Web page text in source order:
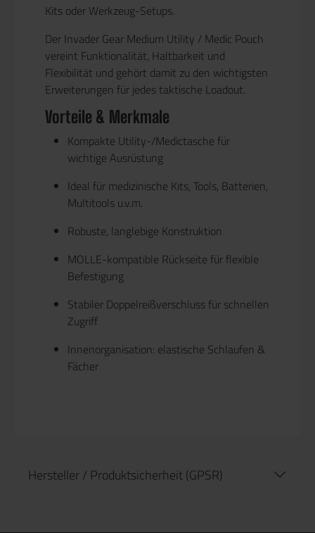
Kits oder Werkzeug-Setups.
Der Invader Gear Medium Utility / Medic Pouch
vereint Funktionalität, Haltbarkeit und
Flexibilität und gehört damit zu den wichtigsten
Erweiterungen für jedes taktische Loadout.
Vorteile & Merkmale
Kompakte Utility-/Medictasche für
wichtige Ausrüstung
Ideal für medizinische Kits, Tools, Batterien,
Multitools u.v.m.
Robuste, langlebige Konstruktion
MOLLE-kompatible Rückseite für flexible
Befestigung
Stabiler Doppelreißverschluss für schnellen
Zugriff
Innenorganisation: elastische Schlaufen &
Fächer
Hersteller / Produktsicherheit (GPSR)